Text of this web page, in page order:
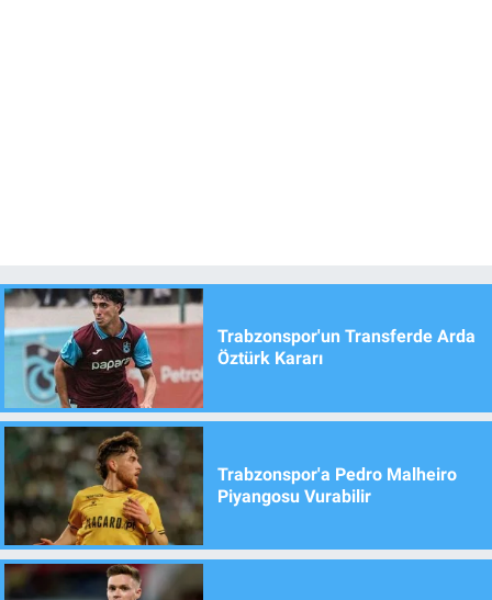
Trabzonspor'un Transferde Arda
Öztürk Kararı
Trabzonspor'a Pedro Malheiro
Piyangosu Vurabilir